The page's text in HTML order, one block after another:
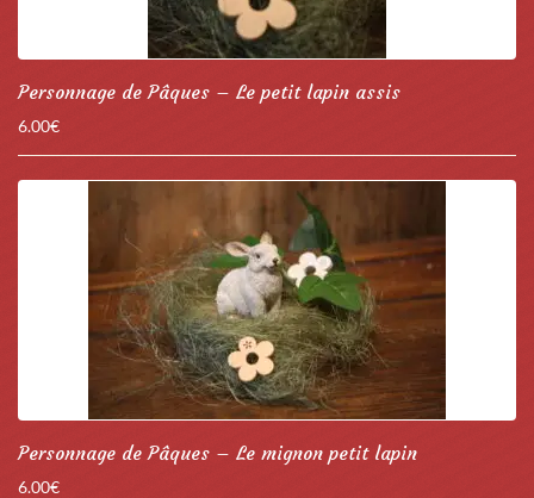
Personnage de Pâques – Le petit lapin assis
6.00€
Personnage de Pâques – Le mignon petit lapin
6.00€